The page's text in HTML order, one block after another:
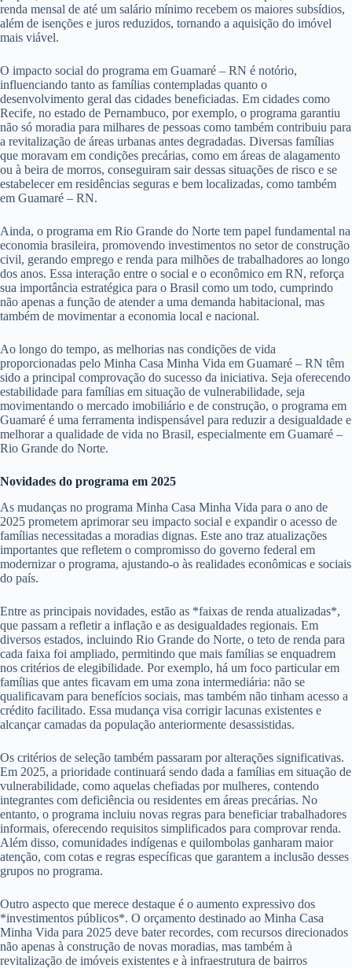
renda mensal de até um salário mínimo recebem os maiores subsídios,
além de isenções e juros reduzidos, tornando a aquisição do imóvel
mais viável.
O impacto social do programa em Guamaré – RN é notório,
influenciando tanto as famílias contempladas quanto o
desenvolvimento geral das cidades beneficiadas. Em cidades como
Recife, no estado de Pernambuco, por exemplo, o programa garantiu
não só moradia para milhares de pessoas como também contribuiu para
a revitalização de áreas urbanas antes degradadas. Diversas famílias
que moravam em condições precárias, como em áreas de alagamento
ou à beira de morros, conseguiram sair dessas situações de risco e se
estabelecer em residências seguras e bem localizadas, como também
em Guamaré – RN.
Ainda, o programa em Rio Grande do Norte tem papel fundamental na
economia brasileira, promovendo investimentos no setor de construção
civil, gerando emprego e renda para milhões de trabalhadores ao longo
dos anos. Essa interação entre o social e o econômico em RN, reforça
sua importância estratégica para o Brasil como um todo, cumprindo
não apenas a função de atender a uma demanda habitacional, mas
também de movimentar a economia local e nacional.
Ao longo do tempo, as melhorias nas condições de vida
proporcionadas pelo Minha Casa Minha Vida em Guamaré – RN têm
sido a principal comprovação do sucesso da iniciativa. Seja oferecendo
estabilidade para famílias em situação de vulnerabilidade, seja
movimentando o mercado imobiliário e de construção, o programa em
Guamaré é uma ferramenta indispensável para reduzir a desigualdade e
melhorar a qualidade de vida no Brasil, especialmente em Guamaré –
Rio Grande do Norte.
Novidades do programa em 2025
As mudanças no programa Minha Casa Minha Vida para o ano de
2025 prometem aprimorar seu impacto social e expandir o acesso de
famílias necessitadas a moradias dignas. Este ano traz atualizações
importantes que refletem o compromisso do governo federal em
modernizar o programa, ajustando-o às realidades econômicas e sociais
do país.
Entre as principais novidades, estão as *faixas de renda atualizadas*,
que passam a refletir a inflação e as desigualdades regionais. Em
diversos estados, incluindo Rio Grande do Norte, o teto de renda para
cada faixa foi ampliado, permitindo que mais famílias se enquadrem
nos critérios de elegibilidade. Por exemplo, há um foco particular em
famílias que antes ficavam em uma zona intermediária: não se
qualificavam para benefícios sociais, mas também não tinham acesso a
crédito facilitado. Essa mudança visa corrigir lacunas existentes e
alcançar camadas da população anteriormente desassistidas.
Os critérios de seleção também passaram por alterações significativas.
Em 2025, a prioridade continuará sendo dada a famílias em situação de
vulnerabilidade, como aquelas chefiadas por mulheres, contendo
integrantes com deficiência ou residentes em áreas precárias. No
entanto, o programa incluiu novas regras para beneficiar trabalhadores
informais, oferecendo requisitos simplificados para comprovar renda.
Além disso, comunidades indígenas e quilombolas ganharam maior
atenção, com cotas e regras específicas que garantem a inclusão desses
grupos no programa.
Outro aspecto que merece destaque é o aumento expressivo dos
*investimentos públicos*. O orçamento destinado ao Minha Casa
Minha Vida para 2025 deve bater recordes, com recursos direcionados
não apenas à construção de novas moradias, mas também à
revitalização de imóveis existentes e à infraestrutura de bairros